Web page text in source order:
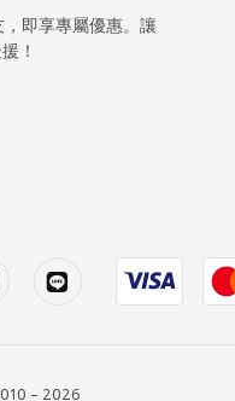
即享專屬優惠。讓
！
– 2026